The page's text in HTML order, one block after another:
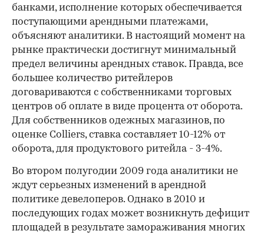
банками, исполнение которых обеспечивается
поступающими арендными платежами,
объясняют аналитики. В настоящий момент на
рынке практически достигнут минимальный
предел величины арендных ставок. Правда, все
большее количество ритейлеров
договариваются с собственниками торговых
центров об оплате в виде процента от оборота.
Для собственников одежных магазинов, по
оценке Colliers, ставка составляет 10-12% от
оборота, для продуктового ритейла - 3-4%.
Во втором полугодии 2009 года аналитики не
ждут серьезных изменений в арендной
политике девелоперов. Однако в 2010 и
последующих годах может возникнуть дефицит
площадей в результате замораживания многих